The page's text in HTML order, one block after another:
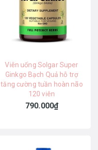
Viên uống Solgar Super
Ginkgo Bạch Quả hỗ trợ
tăng cường tuần hoàn não
120 viên
790.000₫